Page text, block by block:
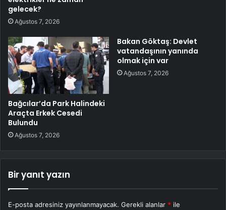
gelecek?
Ağustos 7, 2026
Bağcılar’da Park Halindeki
Araçta Erkek Cesedi
Bulundu
Ağustos 7, 2026
Bakan Göktaş: Devlet
vatandaşının yanında
olmak için var
Ağustos 7, 2026
Bir yanıt yazın
E-posta adresiniz yayınlanmayacak. Gerekli alanlar * ile